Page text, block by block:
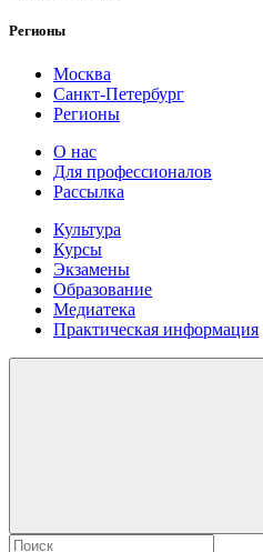
Регионы
Москва
Санкт-Петербург
Регионы
О нас
Для профессионалов
Рассылка
Культура
Курсы
Экзамены
Образование
Медиатека
Практическая информация